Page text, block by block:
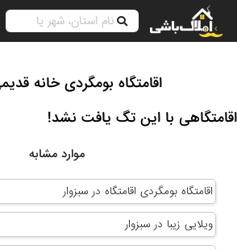
اقامتگاه بومگردی خانه
اقامتگاهی با این تگ یافت نشد!
موارد مشابه
اقامتگاه بومگردی اقامتگاه در سبزوار
ویلایی زیبا در سبزوار